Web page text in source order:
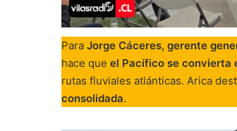
Para Jorge Cáceres, gerente
hace que el Pacífico se convierta
rutas fluviales atlánticas. Arica
consolidada.